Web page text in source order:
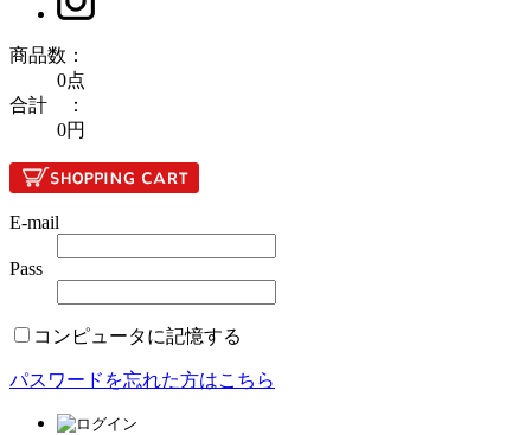
商品数：
0点
合計 ：
0円
E-mail
Pass
コンピュータに記憶する
パスワードを忘れた方はこちら